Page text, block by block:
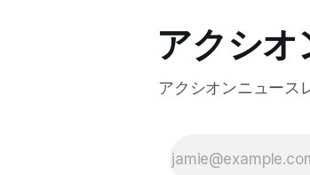
アクシオ
アクシオンニュース